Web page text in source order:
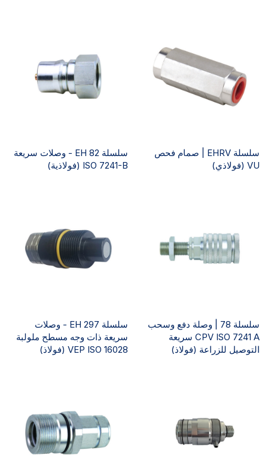
سلسلة EHRV | صمام فحص
VU (فولاذي)
سلسلة EH 82 - وصلات سريعة
ISO 7241-B (فولاذية)
سلسلة 78 | وصلة دفع وسحب
CPV ISO 7241 A سريعة
التوصيل للزراعة (فولاذ)
سلسلة EH 297 - وصلات
سريعة ذات وجه مسطح ملولبة
VEP ISO 16028 (فولاذ)